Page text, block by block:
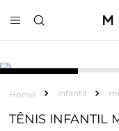
infantil
TÊNIS INFANTIL